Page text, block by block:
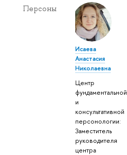
Персоны
Исаева
Анастасия
Николаевна
Центр
фундаментальной
и
консультативной
персонологии:
Заместитель
руководителя
центра